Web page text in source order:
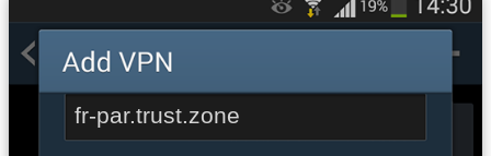
fr-par.trust.zone